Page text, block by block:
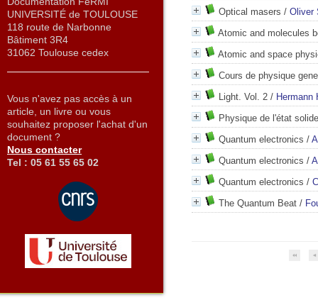
Optical masers / Oliver
Atomic and molecules
Atomic and space
Cours de physique
Light. Vol. 2 / Hermann
Physique de l'état solide
Quantum electronics /
Quantum electronics /
Quantum electronics /
The Quantum Beat /
UNIVERSITÉ de TOULOUSE
118 route de Narbonne
Bâtiment 3R4
31062 Toulouse cedex
Vous n'avez pas accès à un
article, un livre ou vous
souhaitez proposer l'achat d'un
document ?
Nous contacter
Tel : 05 61 55 65 02